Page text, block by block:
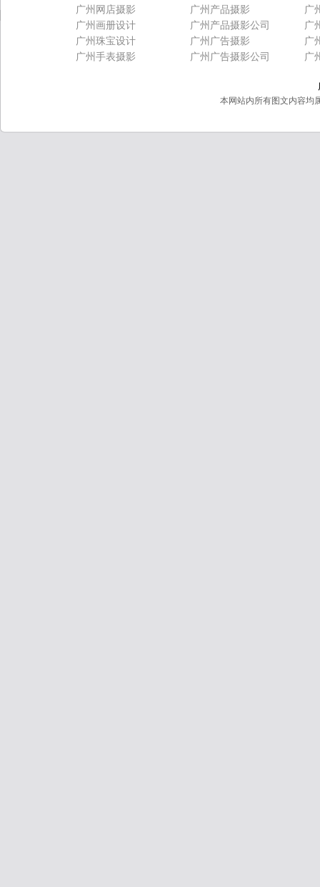
广州网店摄影
广州产品摄影
广
广州画册设计
广州产品摄影公司
广
广州珠宝设计
广州广告摄影
广
广州手表摄影
广州广告摄影公司 广
本网站内所有图文内容